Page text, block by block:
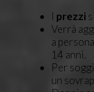
I prezzi
Verrà
a
14 anni.
Per
un